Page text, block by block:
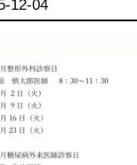
12-04